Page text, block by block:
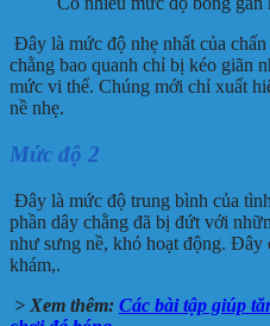
Đây là mức độ nhẹ nhất của
chằng bao quanh chỉ bị kéo giãn
mức vi thể. Chúng mới chỉ xuất
nề nhẹ.
Mức độ 2
Đây là mức độ trung bình của
phần dây chằng đã bị đứt với
như sưng nề, khó hoạt động. Đây
khám,.
> Xem thêm: Các bài tập giúp